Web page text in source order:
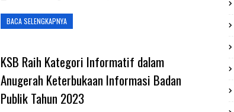
BACA SELENGKAPNYA
KSB Raih Kategori Informatif dalam
Anugerah Keterbukaan Informasi Badan
Publik Tahun 2023